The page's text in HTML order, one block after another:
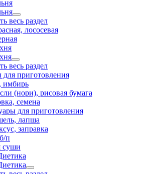
весь раздел
лососевая
весь раздел
приготовления
имбирь
(нори), рисовая бумага
семена
для приготовления
лапша
заправка
п
суши